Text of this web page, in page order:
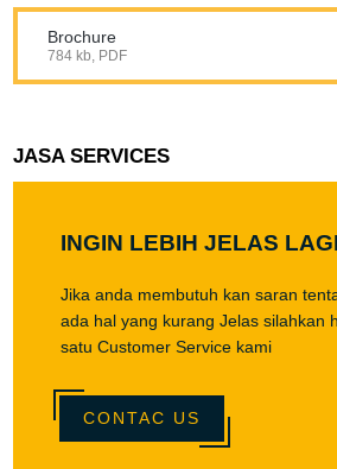
Brochure
784 kb, PDF
JASA SERVICES
INGIN LEBIH JELAS
Jika anda membutuh kan saran
ada hal yang kurang Jelas silahkan
satu Customer Service kami
CONTAC US